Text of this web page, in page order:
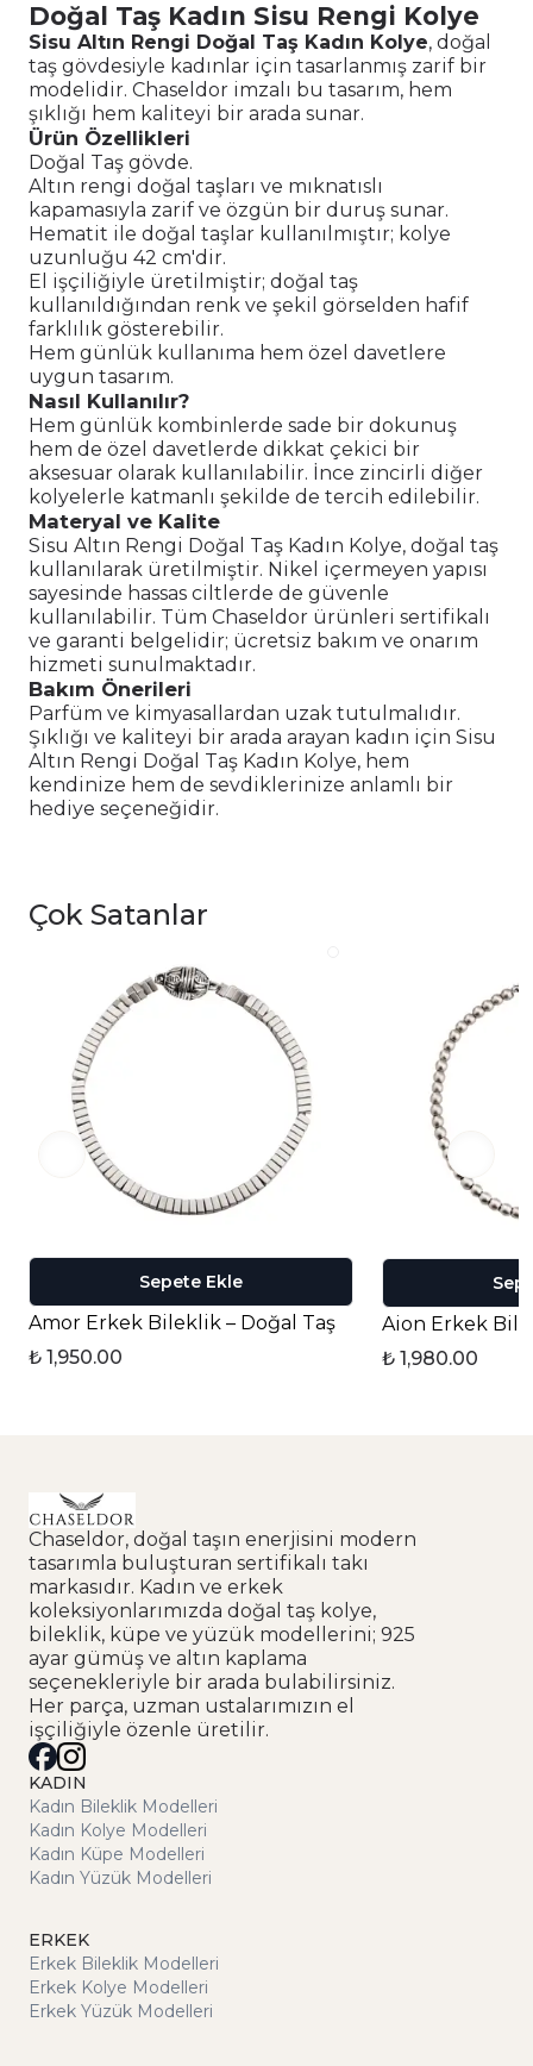
Doğal Taş Kadın Sisu Rengi Kolye
Sisu Altın Rengi Doğal Taş Kadın Kolye, doğal
taş gövdesiyle kadınlar için tasarlanmış zarif bir
modelidir. Chaseldor imzalı bu tasarım, hem
şıklığı hem kaliteyi bir arada sunar.
Ürün Özellikleri
Doğal Taş gövde.
Altın rengi doğal taşları ve mıknatıslı
kapamasıyla zarif ve özgün bir duruş sunar.
Hematit ile doğal taşlar kullanılmıştır; kolye
uzunluğu 42 cm'dir.
El işçiliğiyle üretilmiştir; doğal taş
kullanıldığından renk ve şekil görselden hafif
farklılık gösterebilir.
Hem günlük kullanıma hem özel davetlere
uygun tasarım.
Nasıl Kullanılır?
Hem günlük kombinlerde sade bir dokunuş
hem de özel davetlerde dikkat çekici bir
aksesuar olarak kullanılabilir. İnce zincirli diğer
kolyelerle katmanlı şekilde de tercih edilebilir.
Materyal ve Kalite
Sisu Altın Rengi Doğal Taş Kadın Kolye, doğal taş
kullanılarak üretilmiştir. Nikel içermeyen yapısı
sayesinde hassas ciltlerde de güvenle
kullanılabilir. Tüm Chaseldor ürünleri sertifikalı
ve garanti belgelidir; ücretsiz bakım ve onarım
hizmeti sunulmaktadır.
Bakım Önerileri
Parfüm ve kimyasallardan uzak tutulmalıdır.
Şıklığı ve kaliteyi bir arada arayan kadın için Sisu
Altın Rengi Doğal Taş Kadın Kolye, hem
kendinize hem de sevdiklerinize anlamlı bir
hediye seçeneğidir.
Çok Satanlar
Sepete Ekle
Amor Erkek Bileklik – Doğal Taş
₺ 1,950.00
Aion Erkek
₺ 1,980.00
Chaseldor, doğal taşın enerjisini modern
tasarımla buluşturan sertifikalı takı
markasıdır. Kadın ve erkek
koleksiyonlarımızda doğal taş kolye,
bileklik, küpe ve yüzük modellerini; 925
ayar gümüş ve altın kaplama
seçenekleriyle bir arada bulabilirsiniz.
Her parça, uzman ustalarımızın el
işçiliğiyle özenle üretilir.
KADIN
Kadın Bileklik Modelleri
Kadın Kolye Modelleri
Kadın Küpe Modelleri
Kadın Yüzük Modelleri
ERKEK
Erkek Bileklik Modelleri
Erkek Kolye Modelleri
Erkek Yüzük Modelleri